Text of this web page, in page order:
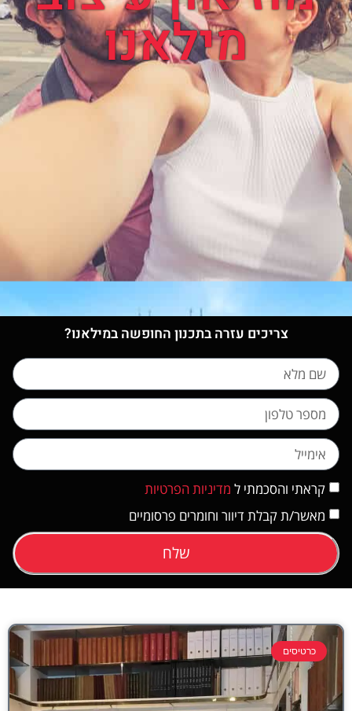
מילאנו
צריכים עזרה בתכנון החופשה במילאנו?
קראתי והסכמתי ל מדיניות הפרטיות
מאשר/ת קבלת דיוור וחומרים פרסומיים
שלח
כרטיסים